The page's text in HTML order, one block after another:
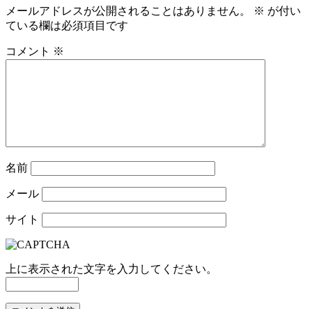
メールアドレスが公開されることはありません。 ※ が付い
ている欄は必須項目です
コメント ※
名前
メール
サイト
上に表示された文字を入力してください。